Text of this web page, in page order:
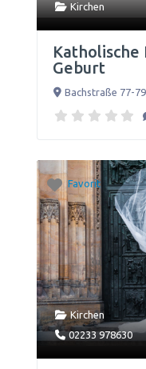
Kirchen
Katholische
Geburt
Bachstraße 77-79
Favorit
Kirchen
02233 978630